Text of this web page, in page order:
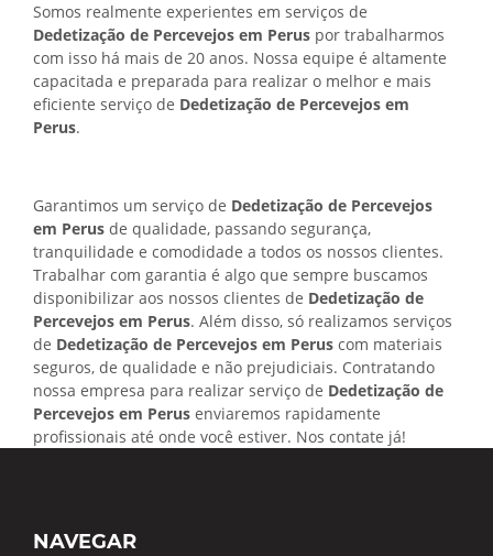
Somos realmente experientes em serviços de
Dedetização de Percevejos em Perus por trabalharmos
com isso há mais de 20 anos. Nossa equipe é altamente
capacitada e preparada para realizar o melhor e mais
eficiente serviço de Dedetização de Percevejos em
Perus.
Garantimos um serviço de Dedetização de Percevejos
em Perus de qualidade, passando segurança,
tranquilidade e comodidade a todos os nossos clientes.
Trabalhar com garantia é algo que sempre buscamos
disponibilizar aos nossos clientes de Dedetização de
Percevejos em Perus. Além disso, só realizamos serviços
de Dedetização de Percevejos em Perus com materiais
seguros, de qualidade e não prejudiciais. Contratando
nossa empresa para realizar serviço de Dedetização de
Percevejos em Perus enviaremos rapidamente
profissionais até onde você estiver. Nos contate já!
NAVEGAR